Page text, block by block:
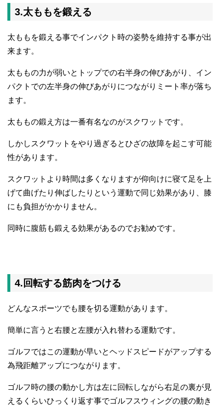
3.太ももを鍛える
太ももを鍛える事でインパクト時の姿勢を維持する事が出
来ます。
太ももの力が弱いとトップでの右半身の伸びあがり、イン
パクトでの左半身の伸びあがりにつながりミート率が落ち
ます。
太ももの鍛え方は一番有名なのがスクワットです。
しかしスクワットをやり過ぎるとひざの故障を起こす可能
性があります。
スクワットより時間は多くなりますが仰向けに寝て足を上
げて曲げたり伸ばしたりという運動で同じ効果があり、膝
にも負担がかかりません。
同時に腹筋も鍛える効果があるのでお勧めです。
4.回転する筋肉をつける
どんなスポーツでも腰を切る運動があります。
簡単に言うと右腰と左腰が入れ替わる運動です。
ゴルフではこの運動が早いとヘッドスピードがアップする
為飛距離アップにつながります。
ゴルフ時の腰の動かし方は左に回転しながら右足の裏が見
えるくらいひっくり返す事でゴルフスウィングの腰の動き